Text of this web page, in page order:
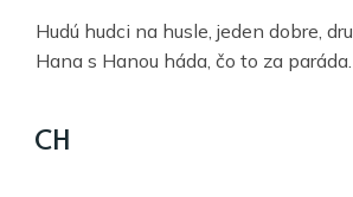
Hudú hudci na husle, jeden dobre,
Hana s Hanou háda, čo to za paráda.
CH